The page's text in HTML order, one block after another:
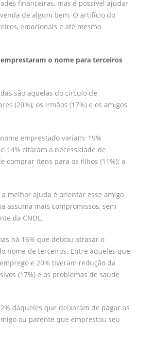
financeiras, mas é possível ajudar
de algum bem. O artifício do
emocionais e até mesmo
o nome para terceiros
são aquelas do círculo de
(20%); os irmãos (17%) e os amigos
emprestado variam: 19%
14% citaram a necessidade de
comprar itens para os filhos (11%); a
melhor ajuda é orientar esse amigo
assuma mais compromissos, sem
da CNDL.
há 16% que deixou atrasar o
nome de terceiros. Entre aqueles que
e 20% tiveram redução da
(17%) e os problemas de saúde
daqueles que deixaram de pagar as
ou parente que emprestou seu